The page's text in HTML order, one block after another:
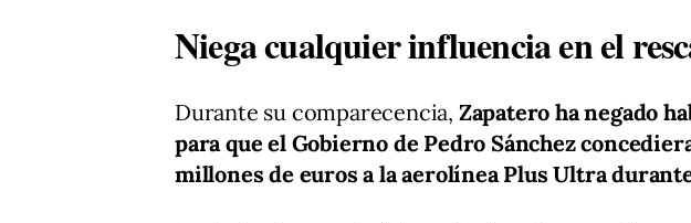
Niega cualquier influencia en el
Durante su comparecencia, Zapatero ha negado
para que el Gobierno de Pedro Sánchez
millones de euros a la aerolínea Plus Ultra